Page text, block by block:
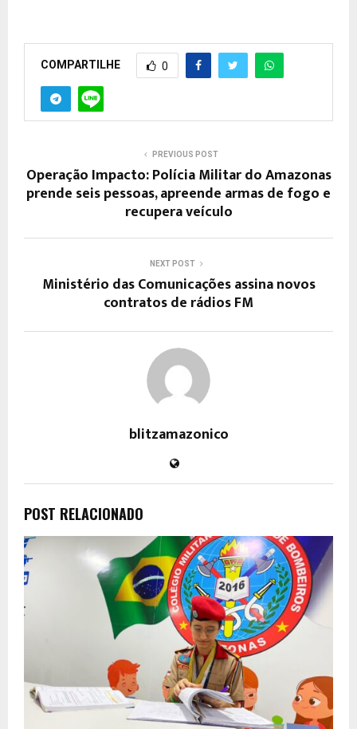
COMPARTILHE 0
PREVIOUS POST
Operação Impacto: Polícia Militar do Amazonas
prende seis pessoas, apreende armas de fogo e
recupera veículo
NEXT POST
Ministério das Comunicações assina novos
contratos de rádios FM
blitzamazonico
POST RELACIONADO